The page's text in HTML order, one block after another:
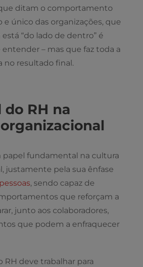
ditam o comportamento
e único das organizações, que
“do lado de dentro” é
entender – mas que faz toda a
no resultado final.
do RH na
papel fundamental na cultura
justamente pela sua ênfase
, sendo capaz de
que reforçam a
junto aos colaboradores,
que podem a enfraquecer
RH deve trabalhar para